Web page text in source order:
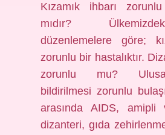
Kızamık ihbarı
mıdır?
düzenlemelere göre;
zorunlu bir hastalıktır.
zorunlu mu?
bildirilmesi zorunlu
arasında AIDS, amipli
dizanteri, gıda